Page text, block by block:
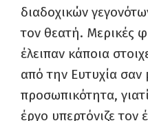
διαδοχικών
τον θεατή. Μερικές
έλειπαν κάποια
από την Ευτυχία
προσωπικότητα,
έργο υπερτόνιζε